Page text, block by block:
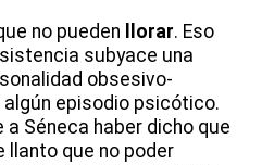
no pueden llorar. Eso
subyace una
obsesivo-
episodio psicótico.
a Séneca haber dicho que
llanto que no poder